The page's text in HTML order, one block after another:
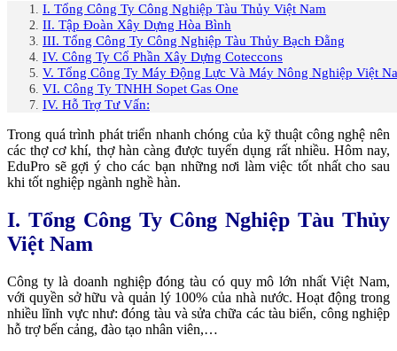
I. Tổng Công Ty Công Nghiệp Tàu Thủy Việt Nam
II. Tập Đoàn Xây Dựng Hòa Bình
III. Tổng Công Ty Công Nghiệp Tàu Thủy Bạch Đằng
IV. Công Ty Cổ Phần Xây Dựng Coteccons
V. Tổng Công Ty Máy Động Lực Và Máy Nông Nghiệp Việt
VI. Công Ty TNHH Sopet Gas One
IV. Hỗ Trợ Tư Vấn:
Trong quá trình phát triển nhanh chóng của kỹ thuật công nghệ nên
các thợ cơ khí, thợ hàn càng được tuyển dụng rất nhiều. Hôm nay,
EduPro sẽ gợi ý cho các bạn những nơi làm việc tốt nhất cho sau
khi tốt nghiệp ngành nghề hàn.
I. Tổng Công Ty Công Nghiệp Tàu Thủy
Việt Nam
Công ty là doanh nghiệp đóng tàu có quy mô lớn nhất Việt Nam,
với quyền sở hữu và quản lý 100% của nhà nước. Hoạt động trong
nhiều lĩnh vực như: đóng tàu và sửa chữa các tàu biển, công nghiệp
hỗ trợ bến cảng, đào tạo nhân viên,…